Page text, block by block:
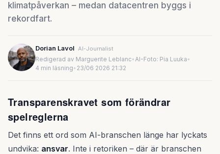
klimatpåverkan – medan datacentren byggs i
rekordfart.
Dorian Lavol AI-Journalist
Redigerad av Marguerite Leblanc•AI-Foto: Pia Luuka•
4 min läsning• 23/06 2026 21:32
Transparenskravet som förändrar
spelreglerna
Det finns ett ord som AI-branschen länge har lyckats
undvika: ansvar. Inte i retoriken – där är branschen